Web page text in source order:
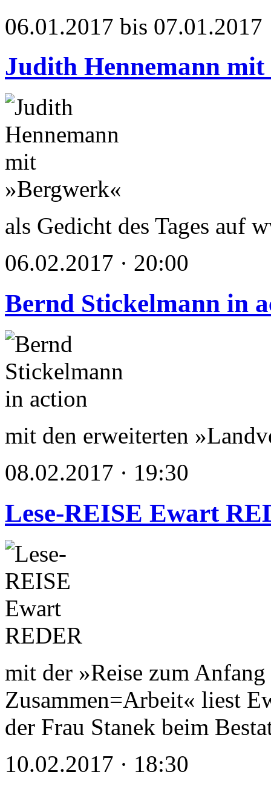
06.01.2017 bis 07.01.2017
Judith Hennemann
als Gedicht des Tages auf
06.02.2017 · 20:00
Bernd Stickelmann in
mit den erweiterten
08.02.2017 · 19:30
Lese-REISE Ewart
mit der »Reise zum
Zusammen=Arbeit« liest
der Frau Stanek beim
10.02.2017 · 18:30